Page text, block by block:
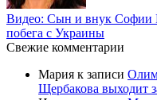
Видео: Сын и внук Софии
побега с Украины
Свежие комментарии
Мария к записи
Щербакова выходит